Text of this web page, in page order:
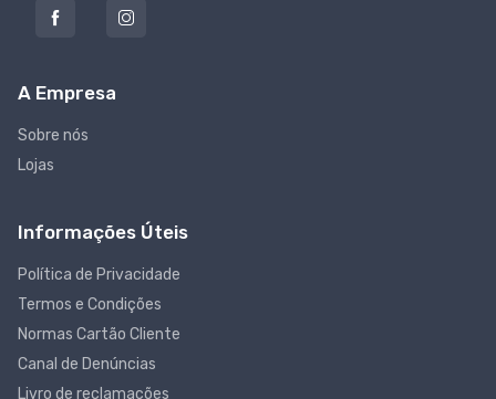
A Empresa
Sobre nós
Lojas
Informações Úteis
Política de Privacidade
Termos e Condições
Normas Cartão Cliente
Canal de Denúncias
Livro de reclamações